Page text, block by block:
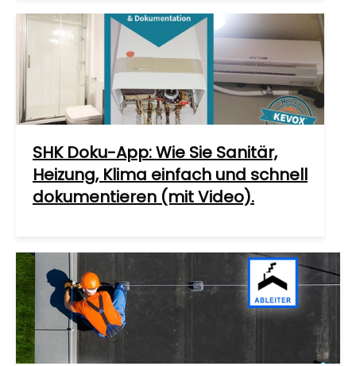
SHK Doku-App: Wie Sie Sanitär,
Heizung, Klima einfach und schnell
dokumentieren (mit Video).